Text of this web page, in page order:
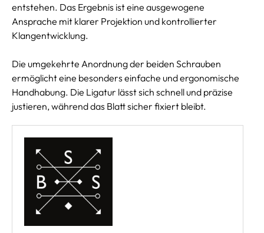
entstehen. Das Ergebnis ist eine ausgewogene
Ansprache mit klarer Projektion und kontrollierter
Klangentwicklung.
Die umgekehrte Anordnung der beiden Schrauben
ermöglicht eine besonders einfache und ergonomische
Handhabung. Die Ligatur lässt sich schnell und präzise
justieren, während das Blatt sicher fixiert bleibt.